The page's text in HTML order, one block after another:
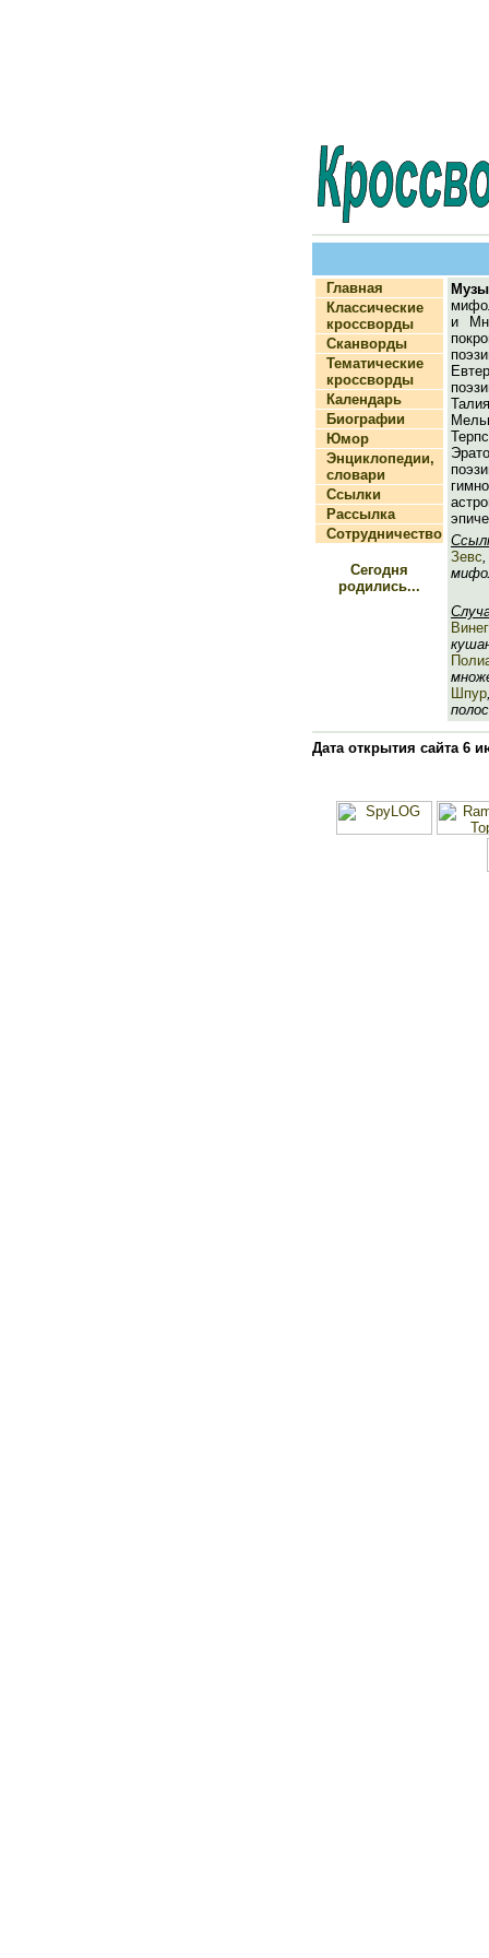
Главная
Классические
кроссворды
Сканворды
Тематические
кроссворды
Календарь
Биографии
Юмор
Энциклопедии,
словари
Ссылки
Рассылка
Сотрудничество
Сегодня
родились...
Музы
и
Зевс,
Шпур
Дата открытия сайта 6